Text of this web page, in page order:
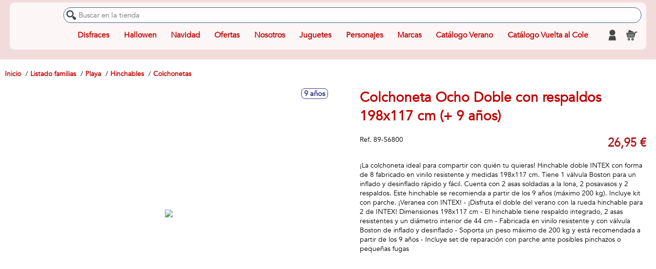
Disfraces Hallowen Navidad Ofertas Nosotros Juguetes Personajes Marcas Catálogo Verano Catálogo Vuelta al Cole
Inicio Listado familias Playa Hinchables Colchonetas
9 años
Colchoneta Ocho Doble con respaldos
198x117 cm (+ 9 años)
Ref. 89-56800 26,95 €
¡La colchoneta ideal para compartir con quién tu quieras! Hinchable doble INTEX con forma
de 8 fabricado en vinilo resistente y medidas 198x117 cm. Tiene 1 válvula Boston para un
inflado y desinflado rápido y fácil. Cuenta con 2 asas soldadas a la lona, 2 posavasos y 2
respaldos. Este hinchable se recomienda a partir de los 9 años (máximo 200 kg). Incluye kit
con parche. ¡Veranea con INTEX! - ¡Disfruta el doble del verano con la rueda hinchable para
2 de INTEX! Dimensiones 198x117 cm - El hinchable tiene respaldo integrado, 2 asas
resistentes y un diámetro interior de 44 cm - Fabricada en vinilo resistente y con válvula
Boston de inflado y desinflado - Soporta un peso máximo de 200 kg y está recomendada a
partir de los 9 años - Incluye set de reparación con parche ante posibles pinchazos o
pequeñas fugas